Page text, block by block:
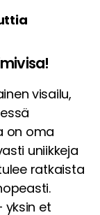
visailu,
on oma
uniikkeja
ratkaista
yksin et